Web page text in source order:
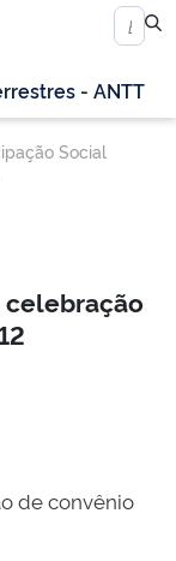
- ANTT
Social
de convênio